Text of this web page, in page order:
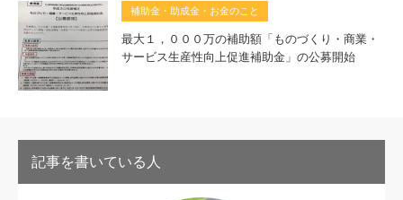
補助金・助成金・お金のこと
最大１，０００万の補助額「ものづくり・商業・
サービス生産性向上促進補助金」の公募開始
記事を書いている人